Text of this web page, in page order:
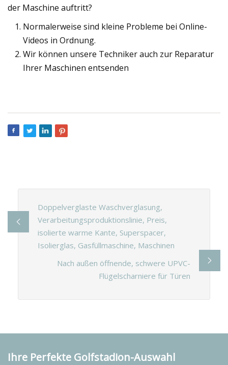
der Maschine auftritt?
Normalerweise sind kleine Probleme bei Online-
Videos in Ordnung.
Wir können unsere Techniker auch zur Reparatur
Ihrer Maschinen entsenden
Doppelverglaste Waschverglasung,
Verarbeitungsproduktionslinie, Preis,
isolierte warme Kante, Superspacer,
Isolierglas, Gasfüllmaschine, Maschinen
Nach außen öffnende, schwere UPVC-
Flügelscharniere für Türen
Ihre Perfekte Golfstadion-Auswahl